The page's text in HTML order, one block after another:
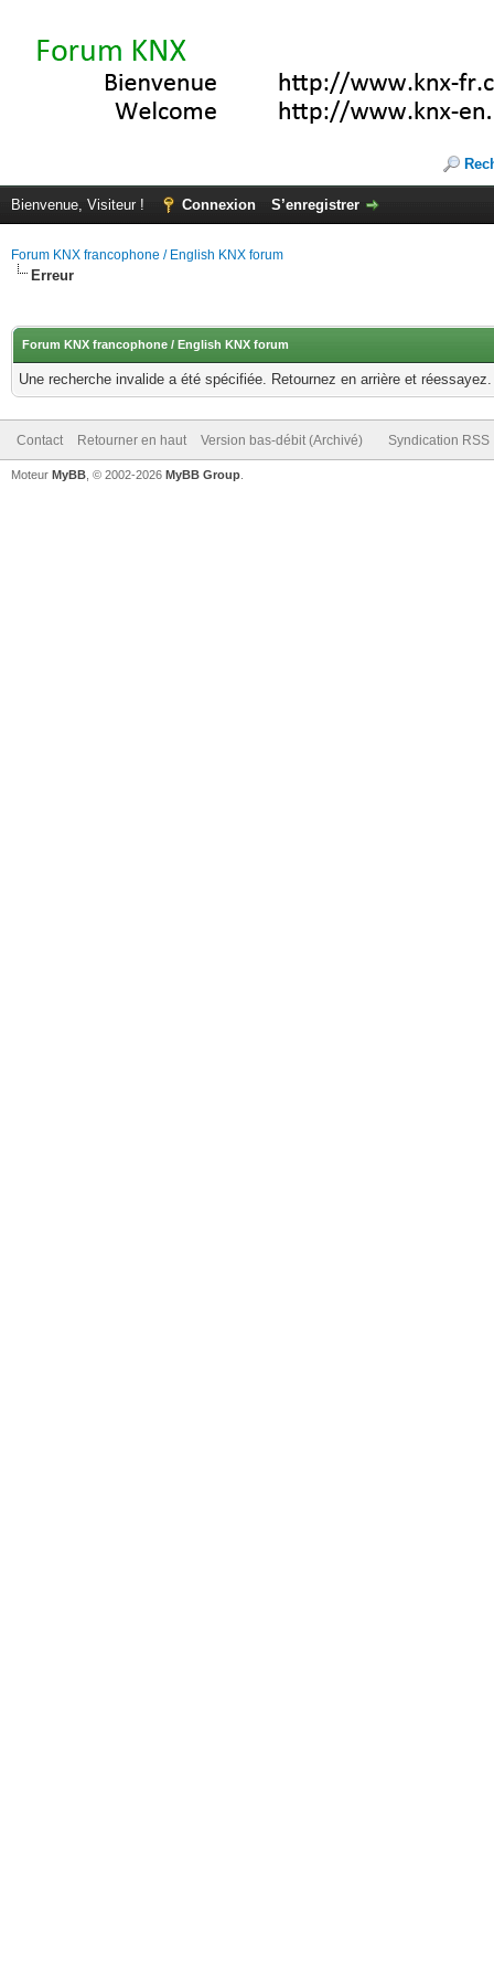
Bienvenue, Visiteur ! Connexion S’enregistrer
Forum KNX francophone / English KNX forum
Erreur
Forum KNX francophone / English KNX forum
Une recherche invalide a été spécifiée. Retournez en arrière et réessayez.
Contact Retourner en haut Version bas-débit (Archivé) Syndication RSS
Moteur MyBB , © 2002-2026 MyBB Group